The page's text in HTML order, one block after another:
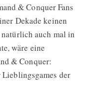
& Conquer Fans
Dekade keinen
auch mal in
wäre eine
& Conquer:
der